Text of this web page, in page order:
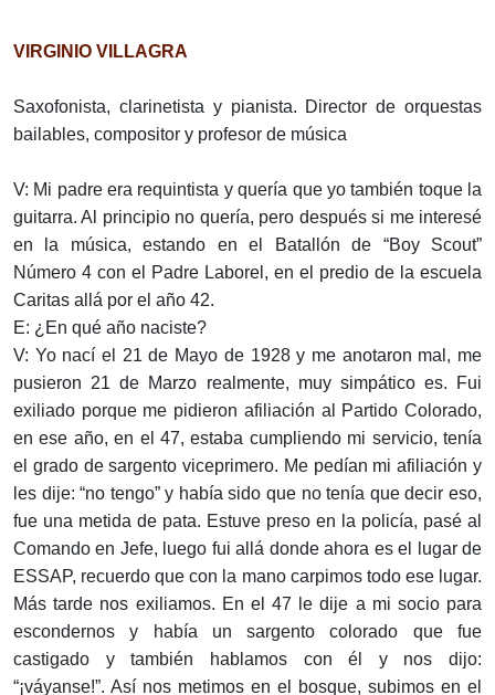
VIRGINIO VILLAGRA
Saxofonista, clarinetista y pianista. Director de orquestas
bailables, compositor y profesor de música
V: Mi padre era requintista y quería que yo también toque la
guitarra. Al principio no quería, pero después si me interesé
en la música, estando en el Batallón de “Boy Scout”
Número 4 con el Padre Laborel, en el predio de la escuela
Caritas allá por el año 42.
E: ¿En qué año naciste?
V: Yo nací el 21 de Mayo de 1928 y me anotaron mal, me
pusieron 21 de Marzo realmente, muy simpático es. Fui
exiliado porque me pidieron afiliación al Partido Colorado,
en ese año, en el 47, estaba cumpliendo mi servicio, tenía
el grado de sargento viceprimero. Me pedían mi afiliación y
les dije: “no tengo” y había sido que no tenía que decir eso,
fue una metida de pata. Estuve preso en la policía, pasé al
Comando en Jefe, luego fui allá donde ahora es el lugar de
ESSAP, recuerdo que con la mano carpimos todo ese lugar.
Más tarde nos exiliamos. En el 47 le dije a mi socio para
escondernos y había un sargento colorado que fue
castigado y también hablamos con él y nos dijo:
“¡váyanse!”. Así nos metimos en el bosque, subimos en el